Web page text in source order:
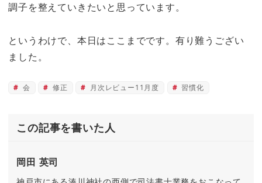
調子を整えていきたいと思っています。
というわけで、本日はここまでです。有り難うござい
ました。
会 修正 月次レビュー11月度 習慣化
この記事を書いた人
岡田 英司